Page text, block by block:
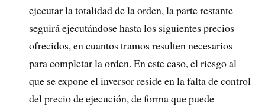
ejecutar la totalidad de la orden, la parte restante
seguirá ejecutándose hasta los siguientes precios
ofrecidos, en cuantos tramos resulten necesarios
para completar la orden. En este caso, el riesgo al
que se expone el inversor reside en la falta de control
del precio de ejecución, de forma que puede